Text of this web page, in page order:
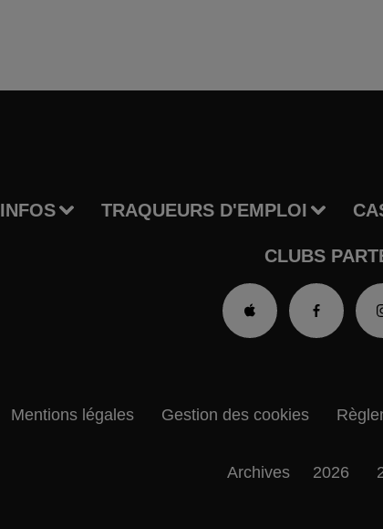
INFOS TRAQUEURS D'EMPLOI
CLUBS
Mentions légales Gestion des cookies
Archives 2026